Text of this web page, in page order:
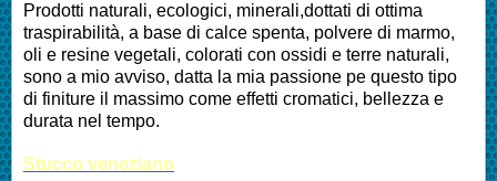
Prodotti naturali, ecologici, minerali,dottati di ottima
traspirabilità, a base di calce spenta, polvere di marmo,
oli e resine vegetali, colorati con ossidi e terre naturali,
sono a mio avviso, datta la mia passione pe questo tipo
di finiture il massimo come effetti cromatici, bellezza e
durata nel tempo.
Stucco veneziano